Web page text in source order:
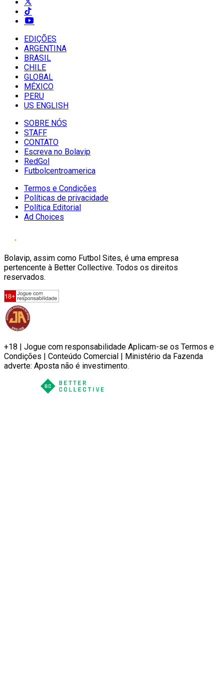
EDIÇÕES
ARGENTINA
BRASIL
CHILE
GLOBAL
MÉXICO
PERU
US ENGLISH
SOBRE NÓS
STAFF
CONTATO
Escreva no Bolavip
RedGol
Futbolcentroamerica
Termos e Condições
Políticas de privacidade
Política Editorial
Ad Choices
Bolavip, assim como Futbol Sites, é uma empresa
pertencente à Better Collective. Todos os direitos
reservados.
+18 | Jogue com responsabilidade Aplicam-se os Termos e
Condições | Conteúdo Comercial | Ministério da Fazenda
adverte: Aposta não é investimento.